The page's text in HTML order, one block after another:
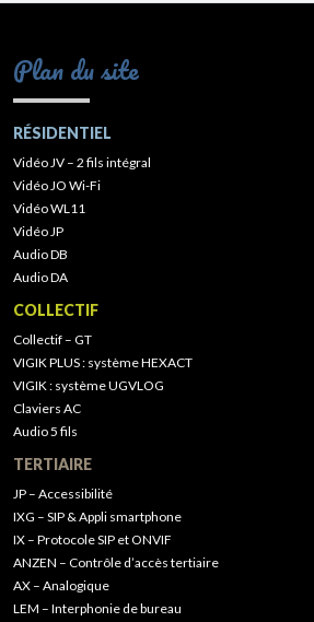
Plan du site
RÉSIDENTIEL
Vidéo JV – 2 fils intégral
Vidéo JO Wi-Fi
Vidéo WL11
Vidéo JP
Audio DB
Audio DA
COLLECTIF
Collectif – GT
VIGIK PLUS : système HEXACT
VIGIK : système UGVLOG
Claviers AC
Audio 5 fils
TERTIAIRE
JP – Accessibilité
IXG – SIP & Appli smartphone
IX – Protocole SIP et ONVIF
ANZEN – Contrôle d’accès tertiaire
AX – Analogique
LEM – Interphonie de bureau